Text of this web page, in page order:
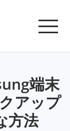
端末
アップ
方法